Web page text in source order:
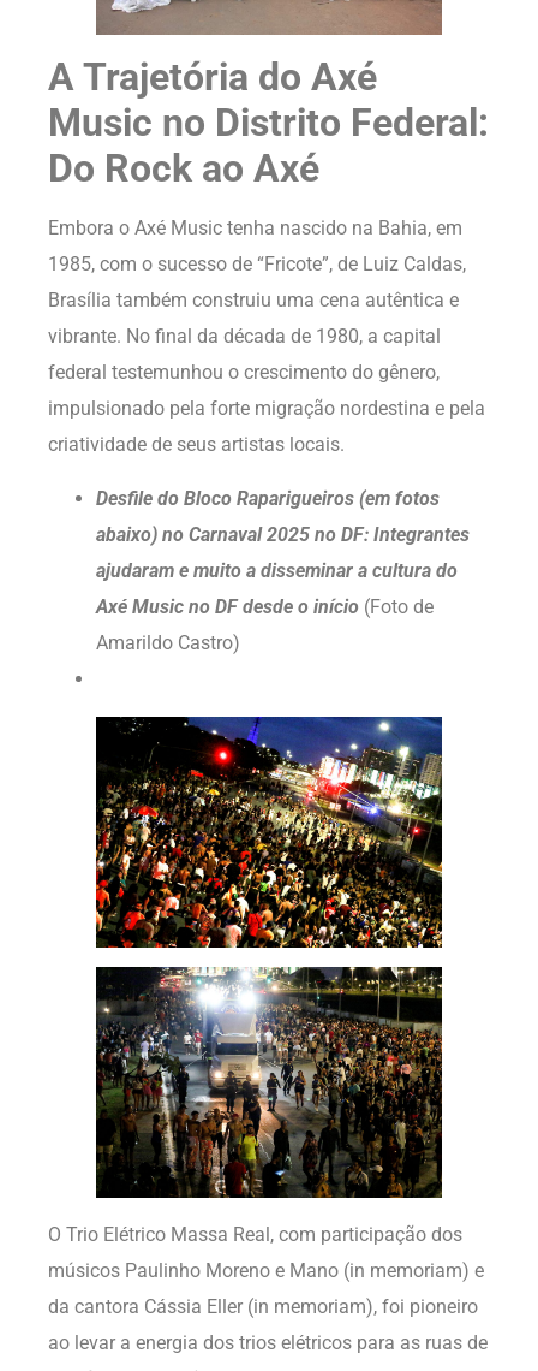
A Trajetória do Axé
Music no Distrito Federal:
Do Rock ao Axé
Embora o Axé Music tenha nascido na Bahia, em
1985, com o sucesso de “Fricote”, de Luiz Caldas,
Brasília também construiu uma cena autêntica e
vibrante. No final da década de 1980, a capital
federal testemunhou o crescimento do gênero,
impulsionado pela forte migração nordestina e pela
criatividade de seus artistas locais.
Desfile do Bloco Raparigueiros (em fotos
abaixo) no Carnaval 2025 no DF: Integrantes
ajudaram e muito a disseminar a cultura do
Axé Music no DF desde o início (Foto de
Amarildo Castro)
O Trio Elétrico Massa Real, com participação dos
músicos Paulinho Moreno e Mano (in memoriam) e
da cantora Cássia Eller (in memoriam), foi pioneiro
ao levar a energia dos trios elétricos para as ruas de